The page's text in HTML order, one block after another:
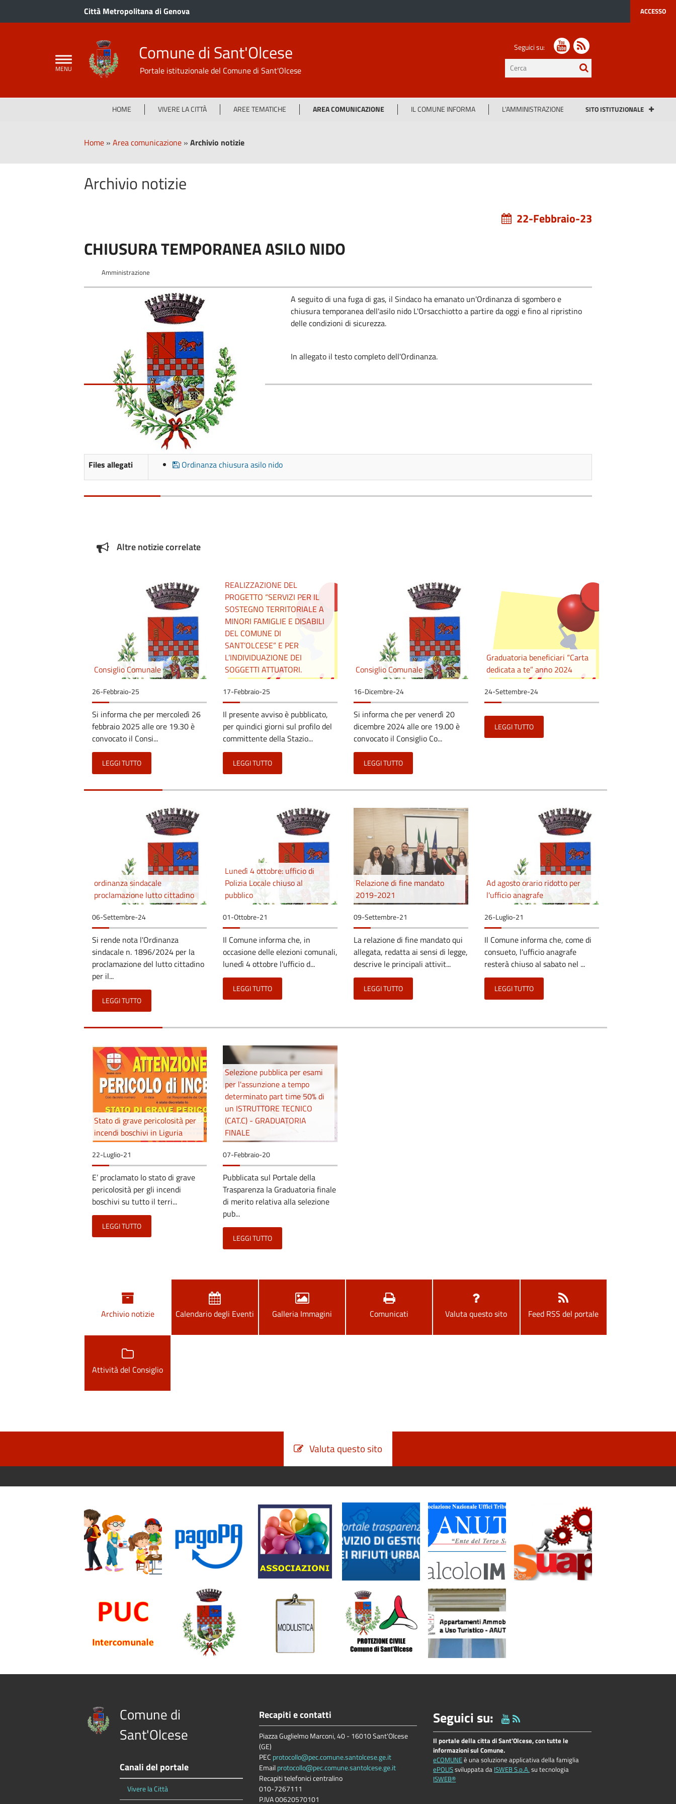
Città Metropolitana di Genova ACCESSO
Comune di Sant'Olcese
Portale istituzionale del Comune di Sant'Olcese
Seguici su:
testo
da
HOME VIVERE LA CITTÀ AREE TEMATICHE AREA COMUNICAZIONE IL COMUNE INFORMA L'AMMINISTRAZIONE SITO ISTITUZIONALE
Home » Area comunicazione » Archivio notizie
Archivio notizie
22-Febbraio-23
CHIUSURA TEMPORANEA ASILO NIDO
Amministrazione
A seguito di una fuga di gas, il Sindaco ha emanato un'Ordinanza di sgombero e
chiusura temporanea dell'asilo nido L'Orsacchiotto a partire da oggi e fino al ripristino
delle condizioni di sicurezza.
In allegato il testo completo dell'Ordinanza.
Files allegati Ordinanza chiusura asilo nido
Altre notizie correlate
Consiglio Comunale
26-Febbraio-25
Si informa che per mercoledì 26
febbraio 2025 alle ore 19.30 è
convocato il Consi...
LEGGI TUTTO
REALIZZAZIONE DEL
PROGETTO “SERVIZI PER IL
SOSTEGNO TERRITORIALE A
MINORI FAMIGLIE E DISABILI
DEL COMUNE DI
SANT’OLCESE” E PER
L’INDIVIDUAZIONE DEI
SOGGETTI ATTUATORI.
17-Febbraio-25
Il presente avviso è pubblicato,
per quindici giorni sul profilo del
committente della Stazio...
LEGGI TUTTO
Consiglio Comunale
16-Dicembre-24
Si informa che per venerdì 20
dicembre 2024 alle ore 19.00 è
convocato il Consiglio Co...
LEGGI TUTTO
Graduatoria beneficiari “Carta
dedicata a te” anno 2024
24-Settembre-24
LEGGI TUTTO
ordinanza sindacale
proclamazione lutto cittadino
06-Settembre-24
Si rende nota l'Ordinanza
sindacale n. 1896/2024 per la
proclamazione del lutto cittadino
per il...
LEGGI TUTTO
Lunedì 4 ottobre: ufficio di
Polizia Locale chiuso al
pubblico
01-Ottobre-21
Il Comune informa che, in
occasione delle elezioni comunali,
lunedì 4 ottobre l'ufficio d...
LEGGI TUTTO
Relazione di fine mandato
2019-2021
09-Settembre-21
La relazione di fine mandato qui
allegata, redatta ai sensi di legge,
descrive le principali attivit...
LEGGI TUTTO
Ad agosto orario ridotto per
l'ufficio anagrafe
26-Luglio-21
Il Comune informa che, come di
consueto, l'ufficio anagrafe
resterà chiuso al sabato nel ...
LEGGI TUTTO
Stato di grave pericolosità per
incendi boschivi in Liguria
22-Luglio-21
E’ proclamato lo stato di grave
pericolosità per gli incendi
boschivi su tutto il terri...
LEGGI TUTTO
Selezione pubblica per esami
per l'assunzione a tempo
determinato part time 50% di
un ISTRUTTORE TECNICO
(CAT.C) - GRADUATORIA
FINALE
07-Febbraio-20
Pubblicata sul Portale della
Trasparenza la Graduatoria finale
di merito relativa alla selezione
pub...
LEGGI TUTTO
Archivio notizie Calendario degli Eventi Galleria Immagini Comunicati Valuta questo sito Feed RSS del portale
Attività del Consiglio
Valuta questo sito
Comune di
Sant'Olcese
Canali del portale
Vivere la Città
Recapiti e contatti
Piazza Guglielmo Marconi, 40 - 16010 Sant'Olcese
(GE)
PEC protocollo@pec.comune.santolcese.ge.it
Emailprotocollo@pec.comune.santolcese.ge.it
Recapiti telefonici centralino
010-7267111
P.IVA 00620570101
Seguici su:
Il portale della citta di Sant'Olcese, con tutte le
informazioni sul Comune.
eCOMUNEè una soluzione applicativa della famiglia
ePOLISsviluppata da ISWEB S.p.A. su tecnologia
ISWEB®